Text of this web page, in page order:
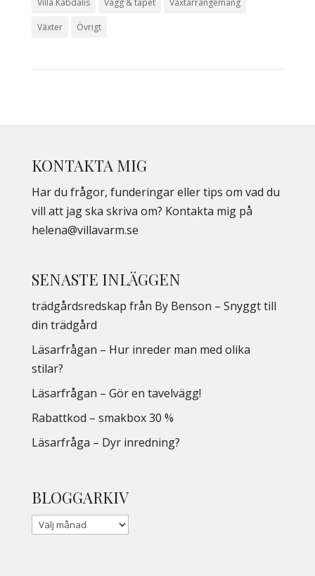
Villa Kåbdalis Vägg & tapet Växtarrangemang
Växter Övrigt
KONTAKTA MIG
Har du frågor, funderingar eller tips om vad du
vill att jag ska skriva om? Kontakta mig på
helena@villavarm.se
SENASTE INLÄGGEN
trädgårdsredskap från By Benson – Snyggt till
din trädgård
Läsarfrågan – Hur inreder man med olika
stilar?
Läsarfrågan – Gör en tavelvägg!
Rabattkod – smakbox 30 %
Läsarfråga – Dyr inredning?
BLOGGARKIV